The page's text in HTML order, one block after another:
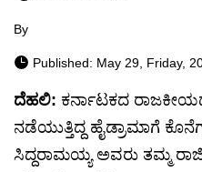
By
Published: May 29, Friday,
ದೆಹಲಿ: ಕರ್ನಾಟಕದ
ನಡೆಯುತ್ತಿದ್ದ ಹೈಡ್ರಾಮಾಗೆ
ಸಿದ್ದರಾಮಯ್ಯ ಅವರು ತಮ್ಮ